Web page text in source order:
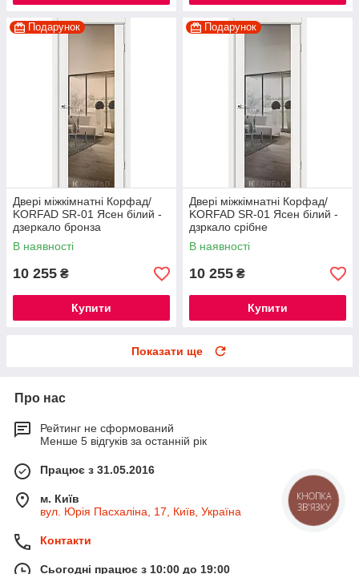
Подарунок
Двері міжкімнатні Корфад/
KORFAD SR-01 Ясен білий -
дзеркало бронза
В наявності
10 255 ₴
Купити
Подарунок
Двері міжкімнатні Корфад/
KORFAD SR-01 Ясен білий -
дзркало срібне
В наявності
10 255 ₴
Купити
Показати ще
Про нас
Рейтинг не сформований
Менше 5 відгуків за останній рік
Працює з 31.05.2016
м. Київ
вул. Юрія Пасхаліна, 17, Київ, Україна
Контакти
Сьогодні працює з 10:00 до 19:00
КНОПКА
ЗВ'ЯЗКУ